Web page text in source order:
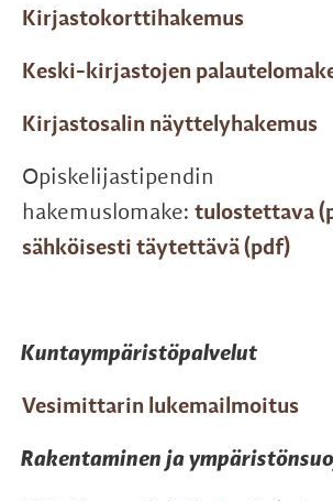
Kirjastokorttihakemus
Keski-kirjastojen
Kirjastosalin näyttelyhakemus
Opiskelijastipendin
hakemuslomake: tulostettava
sähköisesti täytettävä (pdf)
Kuntaympäristöpalvelut
Vesimittarin lukemailmoitus
Rakentaminen ja